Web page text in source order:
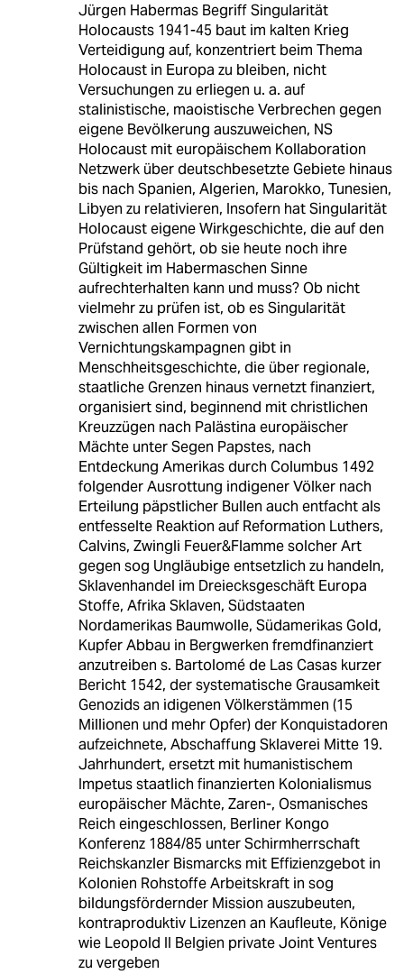
Jürgen Habermas Begriff Singularität
Holocausts 1941-45 baut im kalten Krieg
Verteidigung auf, konzentriert beim Thema
Holocaust in Europa zu bleiben, nicht
Versuchungen zu erliegen u. a. auf
stalinistische, maoistische Verbrechen gegen
eigene Bevölkerung auszuweichen, NS
Holocaust mit europäischem Kollaboration
Netzwerk über deutschbesetzte Gebiete hinaus
bis nach Spanien, Algerien, Marokko, Tunesien,
Libyen zu relativieren, Insofern hat Singularität
Holocaust eigene Wirkgeschichte, die auf den
Prüfstand gehört, ob sie heute noch ihre
Gültigkeit im Habermaschen Sinne
aufrechterhalten kann und muss? Ob nicht
vielmehr zu prüfen ist, ob es Singularität
zwischen allen Formen von
Vernichtungskampagnen gibt in
Menschheitsgeschichte, die über regionale,
staatliche Grenzen hinaus vernetzt finanziert,
organisiert sind, beginnend mit christlichen
Kreuzzügen nach Palästina europäischer
Mächte unter Segen Papstes, nach
Entdeckung Amerikas durch Columbus 1492
folgender Ausrottung indigener Völker nach
Erteilung päpstlicher Bullen auch entfacht als
entfesselte Reaktion auf Reformation Luthers,
Calvins, Zwingli Feuer&Flamme solcher Art
gegen sog Ungläubige entsetzlich zu handeln,
Sklavenhandel im Dreiecksgeschäft Europa
Stoffe, Afrika Sklaven, Südstaaten
Nordamerikas Baumwolle, Südamerikas Gold,
Kupfer Abbau in Bergwerken fremdfinanziert
anzutreiben s. Bartolomé de Las Casas kurzer
Bericht 1542, der systematische Grausamkeit
Genozids an idigenen Völkerstämmen (15
Millionen und mehr Opfer) der Konquistadoren
aufzeichnete, Abschaffung Sklaverei Mitte 19.
Jahrhundert, ersetzt mit humanistischem
Impetus staatlich finanzierten Kolonialismus
europäischer Mächte, Zaren-, Osmanisches
Reich eingeschlossen, Berliner Kongo
Konferenz 1884/85 unter Schirmherrschaft
Reichskanzler Bismarcks mit Effizienzgebot in
Kolonien Rohstoffe Arbeitskraft in sog
bildungsfördernder Mission auszubeuten,
kontraproduktiv Lizenzen an Kaufleute, Könige
wie Leopold II Belgien private Joint Ventures
zu vergeben